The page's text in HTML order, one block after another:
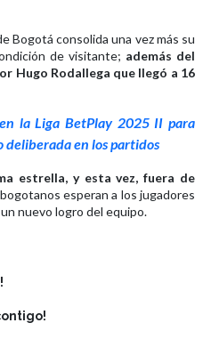
Bogotá consolida una vez más su
de visitante; además del
Hugo Rodallega que llegó a 16
la Liga BetPlay 2025 II para
en los partidos
estrella, y esta vez, fuera de
esperan a los jugadores
nuevo logro del equipo.